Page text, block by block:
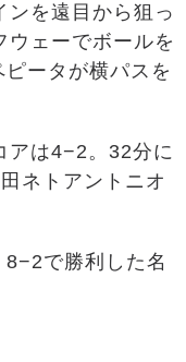
ンを遠目から狙っ
ェーでボールを
ータが横パスを
アは4−2。32分に
ネトアントニオ
で勝利した名